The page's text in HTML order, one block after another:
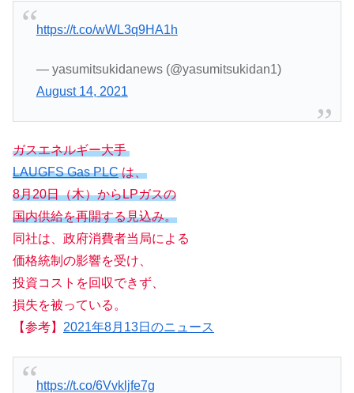
https://t.co/wWL3q9HA1h
— yasumitsukidanews (@yasumitsukidan1)
August 14, 2021
ガスエネルギー大手
LAUGFS Gas PLCは、
8月20日（木）からLPガスの
国内供給を再開する見込み。
同社は、政府消費者当局による
価格統制の影響を受け、
投資コストを回収できず、
損失を被っている。
【参考】 2021年8月13日のニュース
https://t.co/6Vvkljfe7g